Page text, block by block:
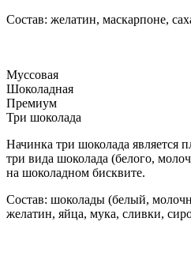
Состав: желатин, маскарпоне,
Муссовая
Шоколадная
Премиум
Три шоколада
Начинка три шоколада является
три вида шоколада (белого,
на шоколадном бисквите.
Состав: шоколады (белый,
желатин, яйца, мука, сливки,